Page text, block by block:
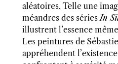
aléatoires. Telle une
méandres des sériesIn
illustrent l’essence
Les peintures de
appréhendent